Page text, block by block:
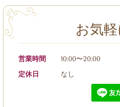
お気
営業時間
10:00〜20:00
定休日
なし